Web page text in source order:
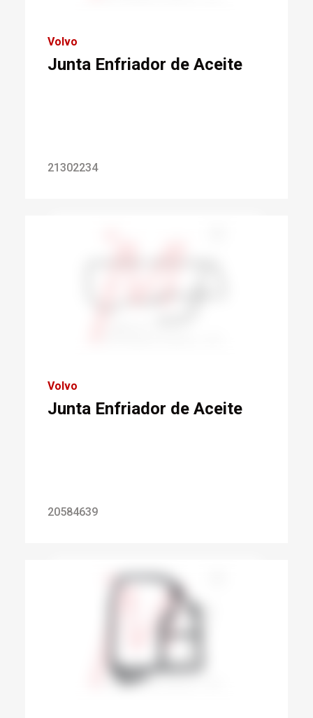
Volvo
Junta Enfriador de Aceite
21302234
Volvo
Junta Enfriador de Aceite
20584639